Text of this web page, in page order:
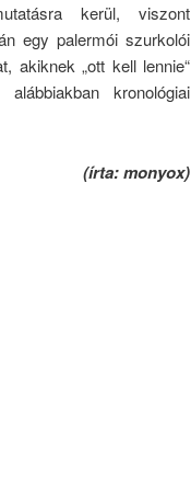
kerül, viszont
egy palermói szurkolói
akiknek „ott kell lennie“
kronológiai
(írta: monyox)